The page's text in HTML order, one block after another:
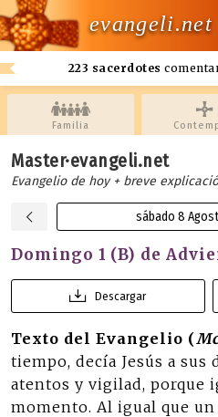
evangeli.net
223 sacerdotes
Familia
Master·evangeli.net
Evangelio de hoy + breve
sábado 8
Domingo 1 (B) de
Descargar
Texto del Evangelio (
tiempo, decía Jesús a sus
atentos y vigilad, porque
momento. Al igual que